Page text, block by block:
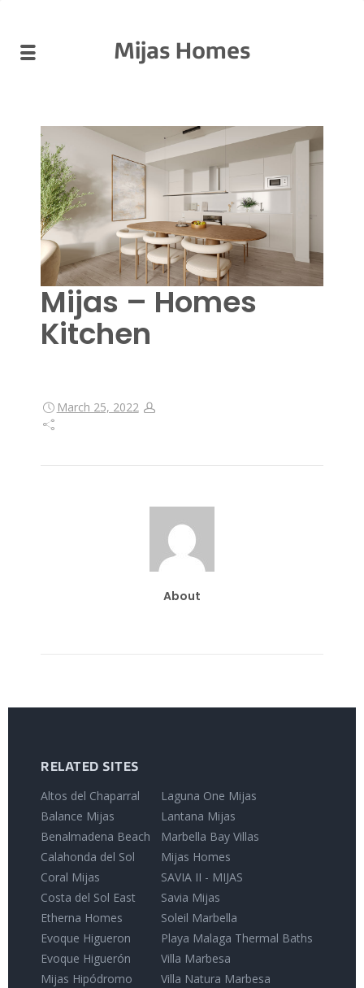
Mijas Homes
Mijas – Homes
Kitchen
March 25, 2022
About
RELATED SITES
Altos del Chaparral
Balance Mijas
Benalmadena Beach
Calahonda del Sol
Coral Mijas
Costa del Sol East
Etherna Homes
Evoque Higueron
Evoque Higuerón
Mijas Hipódromo
Laguna One Mijas
Lantana Mijas
Marbella Bay Villas
Mijas Homes
SAVIA II - MIJAS
Savia Mijas
Soleil Marbella
Playa Malaga Thermal Baths
Villa Marbesa
Villa Natura Marbesa